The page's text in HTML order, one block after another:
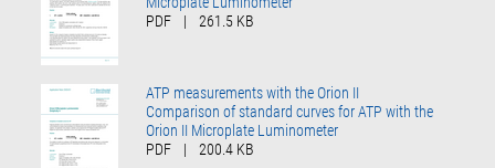
PDF
| 261.5 KB
ATP measurements with the Orion II
Comparison of standard curves for ATP with the
Orion II Microplate Luminometer
PDF
| 200.4 KB